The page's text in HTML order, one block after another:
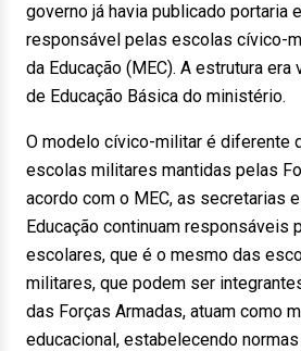
governo já havia publicado portaria
responsável pelas escolas cívico-
da Educação (MEC). A estrutura era
de Educação Básica do ministério.
O modelo cívico-militar é diferente
escolas militares mantidas pelas
acordo com o MEC, as secretarias
Educação continuam responsáveis
escolares, que é o mesmo das
militares, que podem ser
das Forças Armadas, atuam como
educacional, estabelecendo